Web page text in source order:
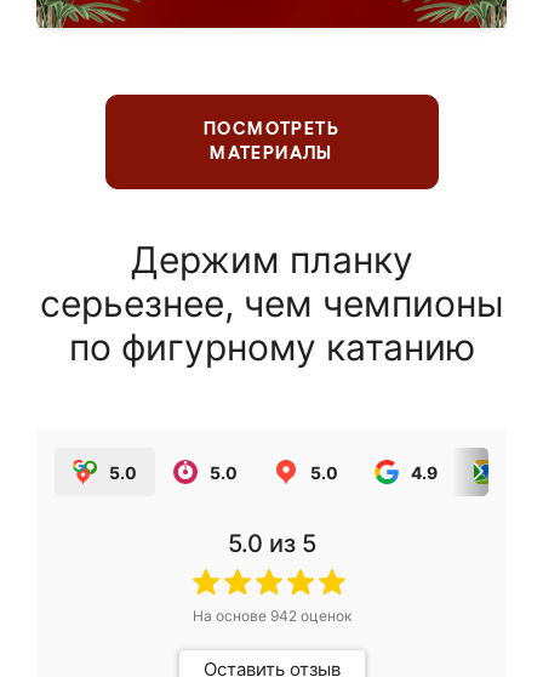
ПОСМОТРЕТЬ
МАТЕРИАЛЫ
Держим планку
серьезнее, чем чемпионы
по фигурному катанию
5.0 5.0 5.0 4.9
5.0 из 5
На основе 942оценок
Оставить отзыв